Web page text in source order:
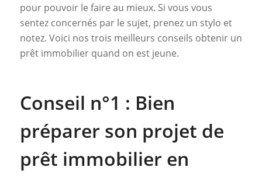
pour pouvoir le faire au mieux. Si vous vous
sentez concernés par le sujet, prenez un stylo et
notez. Voici nos trois meilleurs conseils obtenir un
prêt immobilier quand on est jeune.
Conseil n°1 : Bien
préparer son projet de
prêt immobilier en